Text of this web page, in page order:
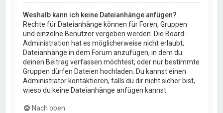
Weshalb kann ich keine Dateianhänge anfügen?
Rechte für Dateianhänge können für Foren, Gruppen
und einzelne Benutzer vergeben werden. Die Board-
Administration hat es möglicherweise nicht erlaubt,
Dateianhänge in dem Forum anzufügen, in dem du
deinen Beitrag verfassen möchtest, oder nur bestimmte
Gruppen dürfen Dateien hochladen. Du kannst einen
Administrator kontaktieren, falls du dir nicht sicher bist,
wieso du keine Dateianhänge anfügen kannst.
Nach oben